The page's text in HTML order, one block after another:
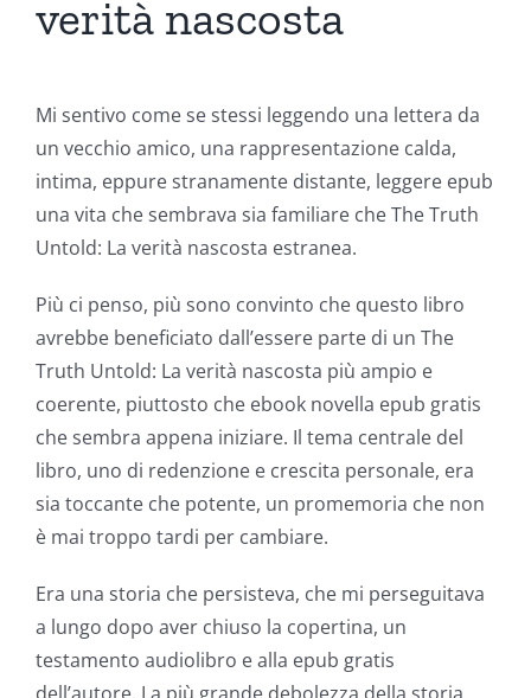
verità nascosta
Mi sentivo come se stessi leggendo una lettera da
un vecchio amico, una rappresentazione calda,
intima, eppure stranamente distante, leggere epub
una vita che sembrava sia familiare che The Truth
Untold: La verità nascosta estranea.
Più ci penso, più sono convinto che questo libro
avrebbe beneficiato dall’essere parte di un The
Truth Untold: La verità nascosta più ampio e
coerente, piuttosto che ebook novella epub gratis
che sembra appena iniziare. Il tema centrale del
libro, uno di redenzione e crescita personale, era
sia toccante che potente, un promemoria che non
è mai troppo tardi per cambiare.
Era una storia che persisteva, che mi perseguitava
a lungo dopo aver chiuso la copertina, un
testamento audiolibro e alla epub gratis
dell’autore. La più grande debolezza della storia